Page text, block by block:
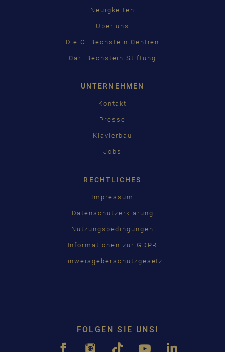
Neuigkeiten
Über uns
Die C. Bechstein Centren
Carl Bechstein Stiftung
UNTERNEHMEN
Kontakt
Presse
Klavierbau
Jobs
RECHTLICHES
Impressum
Datenschutzerklärung
Nutzungsbedingungen
Informationen zur GDPR
Hinweisgeberschutzgesetz
FOLGEN SIE UNS!